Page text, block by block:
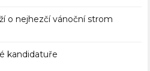
o nejhezčí vánoční strom
kandidatuře